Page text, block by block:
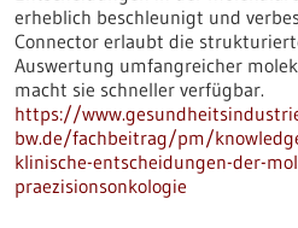
erheblich beschleunigt und
Connector erlaubt die
Auswertung umfangreicher
macht sie schneller verfügbar.
https://
bw.de/fachbeitrag/pm/
klinische-entscheidungen-der-
praezisionsonkologie